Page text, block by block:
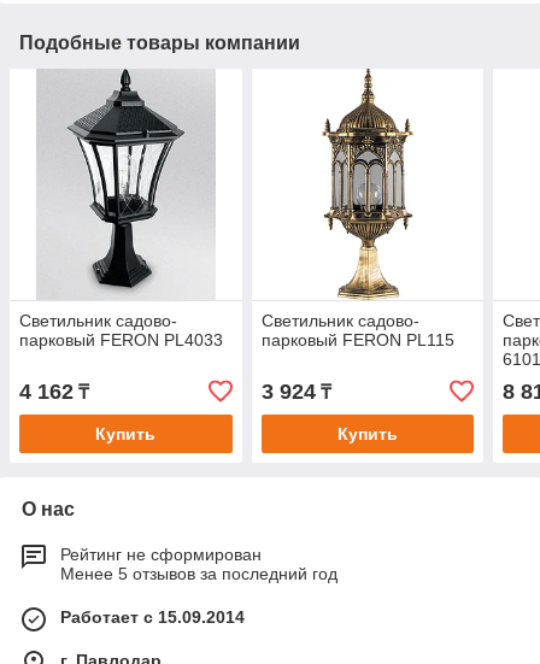
Подобные товары компании
Светильник садово-
парковый FERON PL4033
4 162 ₸
Купить
Светильник садово-
парковый FERON PL115
3 924₸
Купить
8
О нас
Рейтинг не сформирован
Менее 5 отзывов за последний год
Работает с 15.09.2014